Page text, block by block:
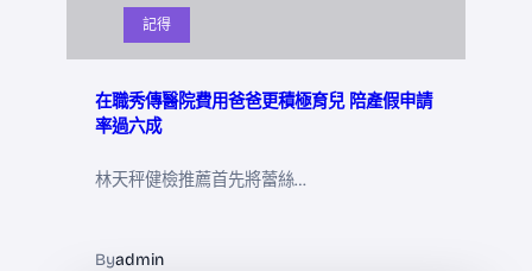
記得
在職秀傳醫院費用爸爸更積極育兒 陪產假申請
率過六成
林天秤健檢推薦首先將蕾絲…
Byadmin